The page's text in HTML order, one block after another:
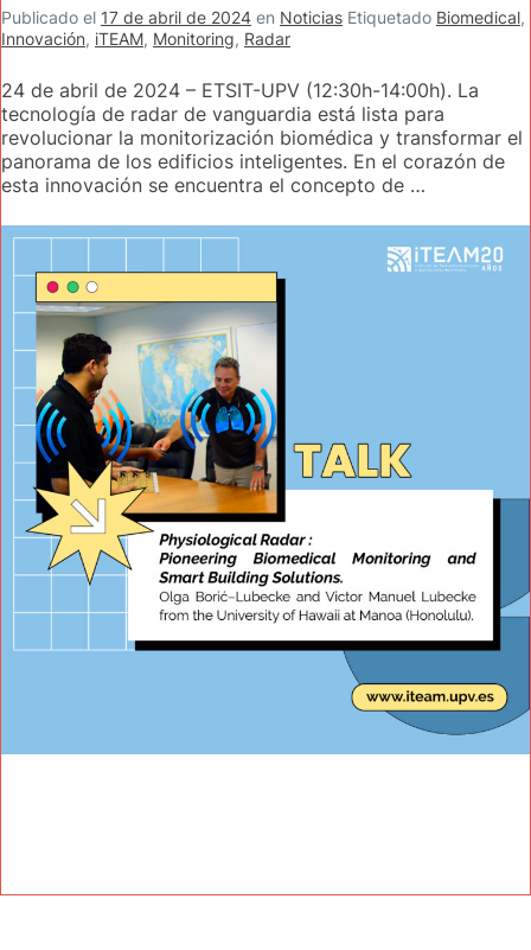
Publicado el 17 de abril de 2024 en Noticias Etiquetado Biomedical,
Innovación, iTEAM, Monitoring, Radar
24 de abril de 2024 – ETSIT-UPV (12:30h-14:00h). La
tecnología de radar de vanguardia está lista para
revolucionar la monitorización biomédica y transformar el
panorama de los edificios inteligentes. En el corazón de
esta innovación se encuentra el concepto de …